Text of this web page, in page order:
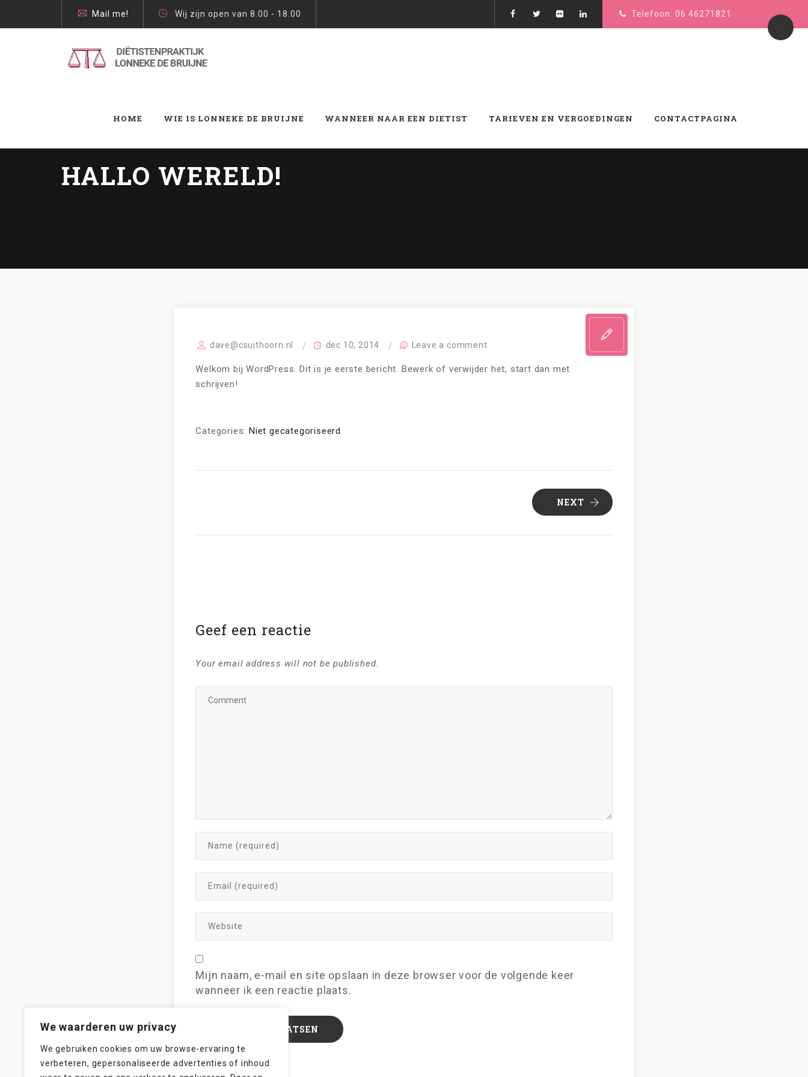
We waarderen uw privacy
We gebruiken cookies om uw browse-ervaring te
verbeteren, gepersonaliseerde advertenties of inhoud
Mail me! Wij zijn open van 8.00 - 18.00 Telefoon: 06 46271821
HOME WIE IS LONNEKE DE BRUIJNE WANNEER NAAR EEN DIETIST TARIEVEN EN VERGOEDINGEN CONTACTPAGINA
HALLO WERELD!
dave@csuithoorn.nl dec 10, 2014 Leave a comment
Welkom bij WordPress. Dit is je eerste bericht. Bewerk of verwijder het, start dan met
schrijven!
Categories: Niet gecategoriseerd
NEXT
Geef een reactie
Your email address will not be published.
Mijn naam, e-mail en site opslaan in deze browser voor de volgende keer
wanneer ik een reactie plaats.